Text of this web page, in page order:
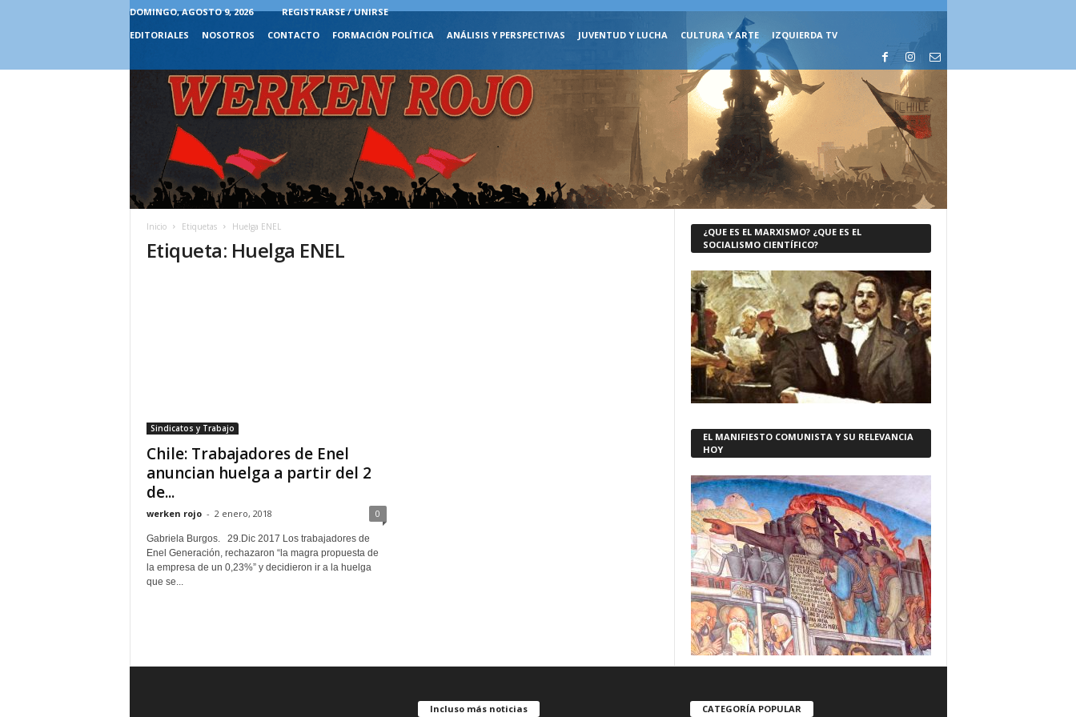
DOMINGO, AGOSTO 9, 2026
REGISTRARSE / UNIRSE
EDITORIALES
NOSOTROS CONTACTO FORMACIÓN POLÍTICA ANÁLISIS Y PERSPECTIVAS JUVENTUD Y LUCHA CULTURA Y ARTE IZQUIERDA TV
Inicio Etiquetas Huelga ENEL
Etiqueta: Huelga ENEL
Sindicatos y Trabajo
Chile: Trabajadores de Enel
anuncian huelga a partir del 2
de...
werken rojo - 2 enero, 2018 0
Gabriela Burgos. 29.Dic 2017 Los trabajadores de
Enel Generación, rechazaron “la magra propuesta de
la empresa de un 0,23%” y decidieron ir a la huelga
que se...
¿QUE ES EL MARXISMO? ¿QUE ES EL
SOCIALISMO CIENTÍFICO?
EL MANIFIESTO COMUNISTA Y SU RELEVANCIA
HOY
Incluso más noticias CATEGORÍA POPULAR